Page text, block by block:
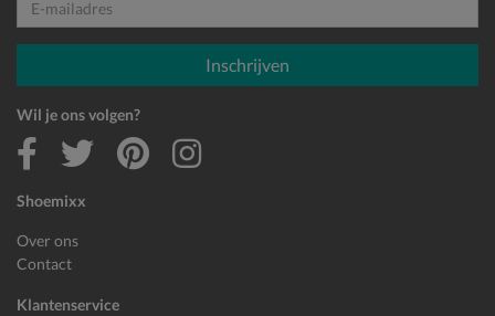
Shoemixx
Over ons
Contact
Klantenservice
E-mailadres
Inschrijven
Wil je ons volgen?